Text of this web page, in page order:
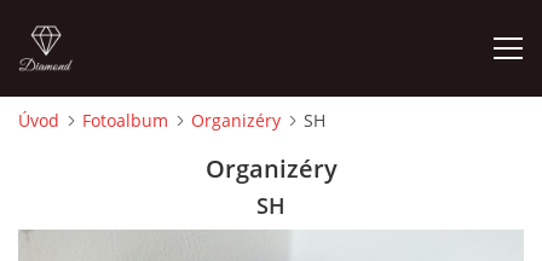
Úvod Fotoalbum Organizéry SH
Organizéry
SH